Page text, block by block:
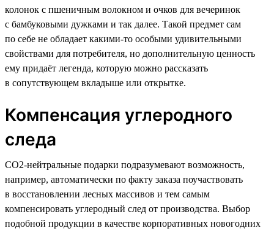
колонок с пшеничным волокном и очков для вечеринок
с бамбуковыми дужками и так далее. Такой предмет сам
по себе не обладает какими-то особыми удивительными
свойствами для потребителя, но дополнительную ценность
ему придаёт легенда, которую можно рассказать
в сопутствующем вкладыше или открытке.
Компенсация углеродного
следа
CO2-нейтральные подарки подразумевают возможность,
например, автоматически по факту заказа поучаствовать
в восстановлении лесных массивов и тем самым
компенсировать углеродный след от производства. Выбор
подобной продукции в качестве корпоративных новогодних